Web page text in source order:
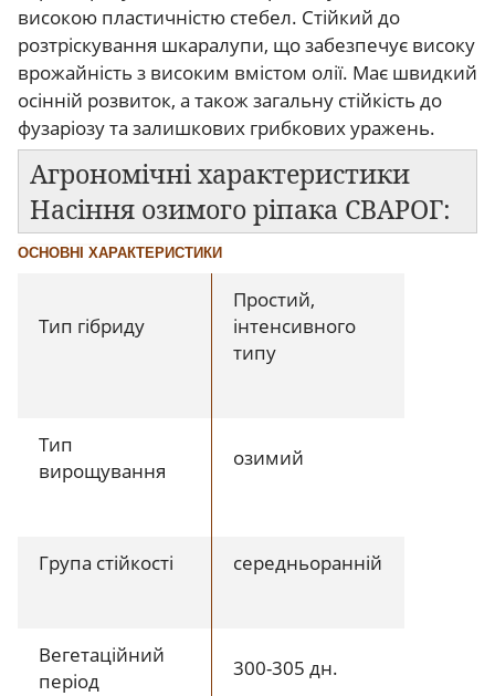
високою пластичністю стебел. Стійкий до
розтріскування шкаралупи, що забезпечує високу
врожайність з високим вмістом олії. Має швидкий
осінній розвиток, а також загальну стійкість до
фузаріозу та залишкових грибкових уражень.
Агрономічні характеристики
Насіння озимого ріпака СВАРОГ:
ОСНОВНІ ХАРАКТЕРИСТИКИ
Тип гібриду
Простий,
інтенсивного
типу
Тип
вирощування
озимий
Група стійкості середньоранній
Вегетаційний
період
300-305 дн.